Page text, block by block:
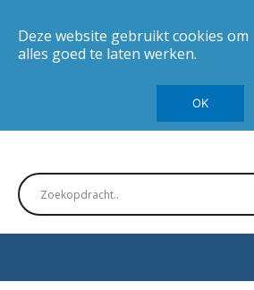
Deze website gebruikt cookies om
alles goed te laten werken.
OK